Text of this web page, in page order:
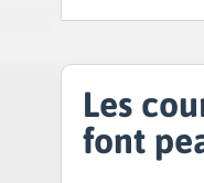
Les
font